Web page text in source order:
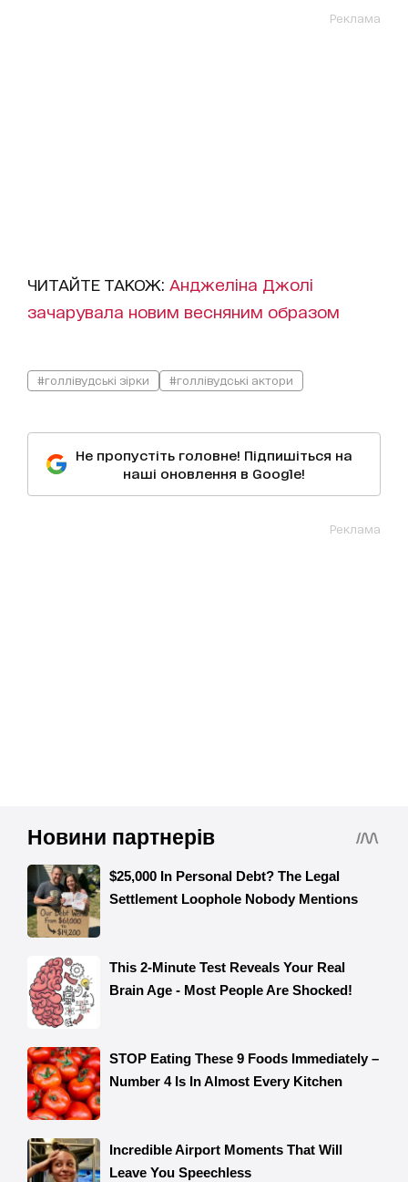
Реклама
ЧИТАЙТЕ ТАКОЖ: Анджеліна Джолі
зачарувала новим весняним образом
#голлівудські зірки #голлівудські актори
Не пропустіть головне! Підпишіться на
наші оновлення в Google!
Реклама